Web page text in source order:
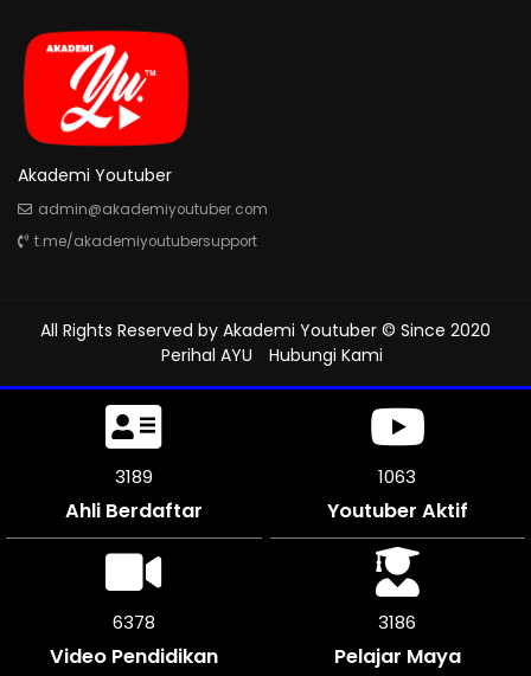
Akademi Youtuber
admin@akademiyoutuber.com
t.me/akademiyoutubersupport
All Rights Reserved by Akademi Youtuber © Since 2020
Perihal AYU
Hubungi Kami
3714
Ahli Berdaftar
1237
Youtuber Aktif
7422
Video Pendidikan
3711
Pelajar Maya